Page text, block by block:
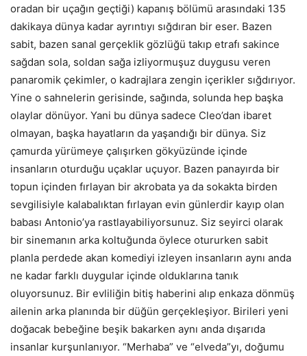
oradan bir uçağın geçtiği) kapanış bölümü arasındaki 135
dakikaya dünya kadar ayrıntıyı sığdıran bir eser. Bazen
sabit, bazen sanal gerçeklik gözlüğü takıp etrafı sakince
sağdan sola, soldan sağa izliyormuşuz duygusu veren
panaromik çekimler, o kadrajlara zengin içerikler sığdırıyor.
Yine o sahnelerin gerisinde, sağında, solunda hep başka
olaylar dönüyor. Yani bu dünya sadece Cleo’dan ibaret
olmayan, başka hayatların da yaşandığı bir dünya. Siz
çamurda yürümeye çalışırken gökyüzünde içinde
insanların oturduğu uçaklar uçuyor. Bazen panayırda bir
topun içinden fırlayan bir akrobata ya da sokakta birden
sevgilisiyle kalabalıktan fırlayan evin günlerdir kayıp olan
babası Antonio’ya rastlayabiliyorsunuz. Siz seyirci olarak
bir sinemanın arka koltuğunda öylece otururken sabit
planla perdede akan komediyi izleyen insanların aynı anda
ne kadar farklı duygular içinde olduklarına tanık
oluyorsunuz. Bir evliliğin bitiş haberini alıp enkaza dönmüş
ailenin arka planında bir düğün gerçekleşiyor. Birileri yeni
doğacak bebeğine beşik bakarken aynı anda dışarıda
insanlar kurşunlanıyor. “Merhaba” ve “elveda”yı, doğumu